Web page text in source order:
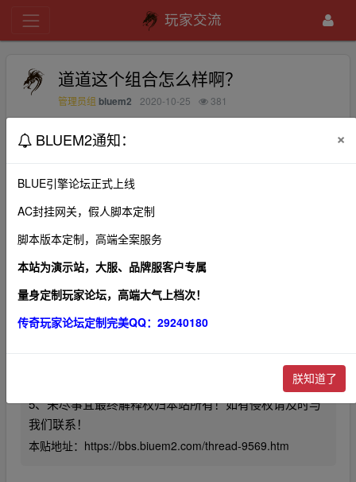
玩家交流
道道这个组合怎么样啊？
管理员组 bluem2 2020-10-25 381
想问下，道道这个组合怎么样啊？PK和打装备？还有花元宝
1、本帖图片及内容纯属发布用户个人意见，本网站无
关！
及相关法律法规删除本帖！
3、本站所有内容均来源于第三方网站，我们不对作品观
4、利用本站内容商业化，违反国家法律法规，或造成第
5、未尽事宜最终解释权归本站所有！如有侵权请及时与
我们联系！
本贴地址： https://bbs.biuem2.com/thread-9569.htm
BLUEM2通知： ×
BLUE引擎论坛正式上线
AC封挂网关，假人脚本定制
脚本版本定制，高端全案服务
本站为演示站，大服、品牌服客户专属
量身定制玩家论坛，高端大气上档次！
传奇玩家论坛定制完美QQ：29240180
朕知道了